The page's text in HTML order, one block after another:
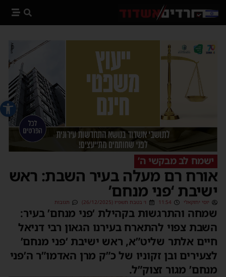
פתח
ישמח לב מבקשי ה’
אורח רם מעלה בעיר השבת: ראש
ישיבת ‘פני מנחם’
יוסי יחזקאלי 11:54 ו׳ בטבת תשפ״ו (26/12/2025) תגובות
שמחה והתרגשות בקהילת ‘פני מנחם’ בעיר:
השבת צפוי להתארח בעירנו הגאון רבי דניאל
חיים אלתר שליט”א, ראש ישיבת ‘פני מנחם’
לצעירים ובן זקוניו של כ”ק מרן האדמו”ר ה’פני
מנחם’ מגור זצוק”ל.